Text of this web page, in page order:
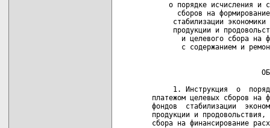
о порядке исчисления и
сборов на
стабилизации экономики
продукции и
и целевого сбора на
с содержанием и
1. Инструкция  о
платежом целевых сборов на
фондов  стабилизации
продукции и
сбора на финансирование